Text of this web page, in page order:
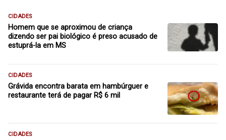
CIDADES
Homem que se aproximou de criança
dizendo ser pai biológico é preso acusado de
estuprá-la em MS
CIDADES
Grávida encontra barata em hambúrguer e
restaurante terá de pagar R$ 6 mil
CIDADES